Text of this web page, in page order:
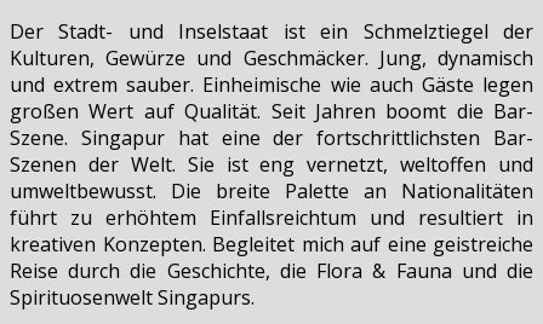
Der Stadt- und Inselstaat ist ein Schmelztiegel der
Kulturen, Gewürze und Geschmäcker. Jung, dynamisch
und extrem sauber. Einheimische wie auch Gäste legen
großen Wert auf Qualität. Seit Jahren boomt die Bar-
Szene. Singapur hat eine der fortschrittlichsten Bar-
Szenen der Welt. Sie ist eng vernetzt, weltoffen und
umweltbewusst. Die breite Palette an Nationalitäten
führt zu erhöhtem Einfallsreichtum und resultiert in
kreativen Konzepten. Begleitet mich auf eine geistreiche
Reise durch die Geschichte, die Flora & Fauna und die
Spirituosenwelt Singapurs.